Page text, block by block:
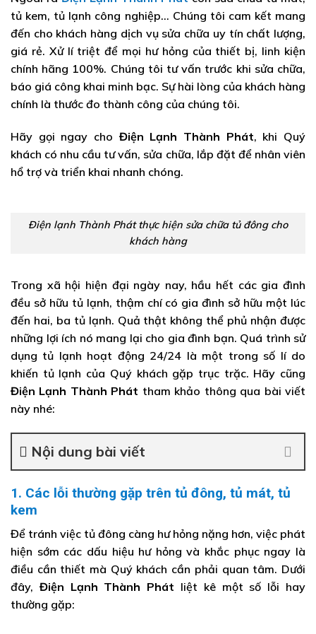
tủ kem, tủ lạnh công nghiệp… Chúng tôi cam kết mang
đến cho khách hàng dịch vụ sửa chữa uy tín chất lượng,
giá rẻ. Xử lí triệt để mọi hư hỏng của thiết bị, linh kiện
chính hãng 100%. Chúng tôi tư vấn trước khi sửa chữa,
báo giá công khai minh bạc. Sự hài lòng của khách hàng
chính là thước đo thành công của chúng tôi.
Hãy gọi ngay choĐiện Lạnh Thành Phát, khi Quý
khách có nhu cầu tư vấn, sửa chữa, lắp đặt để nhân viên
hổ trợ và triển khai nhanh chóng.
Điện lạnh Thành Phát thực hiện sửa chữa tủ đông cho
khách hàng
Trong xã hội hiện đại ngày nay, hầu hết các gia đình
đều sở hữu tủ lạnh, thậm chí có gia đình sở hữu một lúc
đến hai, ba tủ lạnh. Quả thật không thể phủ nhận được
những lợi ích nó mang lại cho gia đình bạn. Quá trình sử
dụng tủ lạnh hoạt động 24/24 là một trong số lí do
khiến tủ lạnh của Quý khách gặp trục trặc. Hãy cũng
Điện Lạnh Thành Phát tham khảo thông qua bài viết
này nhé:
Nội dung bài viết
1. Các lỗi thường gặp trên tủ đông, tủ mát, tủ
kem
Để tránh việc tủ đông càng hư hỏng nặng hơn, việc phát
hiện sớm các dấu hiệu hư hỏng và khắc phục ngay là
điều cần thiết mà Quý khách cần phải quan tâm. Dưới
đây,Điện Lạnh Thành Phát liệt kê một số lỗi hay
thường gặp: